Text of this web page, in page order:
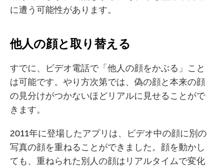
に遭う可能性があります。
他人の顔と取り替える
すでに、ビデオ電話で「他人の顔をかぶる」こと
は可能です。やり方次第では、偽の顔と本来の顔
の見分けがつかないほどリアルに見せることがで
きます。
2011年に登場したアプリは、ビデオ中の顔に別の
写真の顔を重ねることができました。顔を動かし
ても、重ねられた別人の顔はリアルタイムで変化